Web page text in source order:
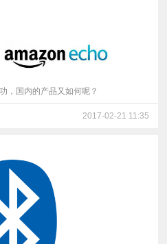
，国内的产品又如何呢？
2017-02-21 11:35